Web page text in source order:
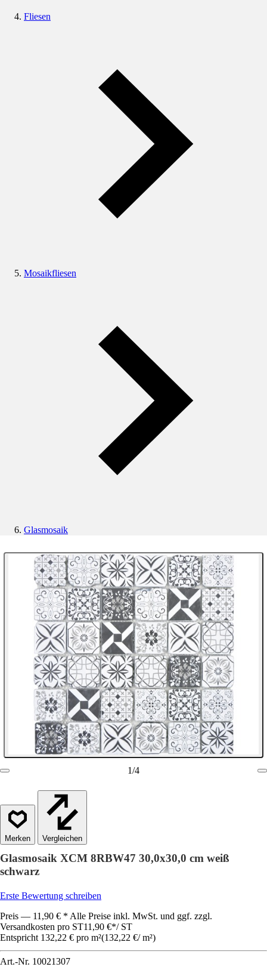
Fliesen
Mosaikfliesen
Glasmosaik
1/4
Vergleichen
Glasmosaik XCM 8RBW47 30,0x30,0 cm weiß
schwarz
Erste Bewertung schreiben
Preis — 11,90 € * Alle Preise inkl. MwSt. und ggf. zzgl.
Versandkosten pro ST11,90 €*/ ST
Entspricht 132,22 € pro m²(132,22 €/ m²)
Art.-Nr. 10021307